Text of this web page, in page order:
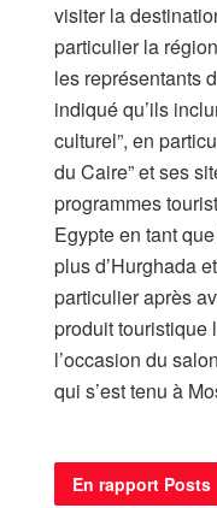
visiter la
particulier la
les représentants
indiqué qu’ils
culturel”, en
du Caire” et ses
programmes
Egypte en tant
plus d’Hurghada
particulier après
produit touristique
l’occasion du
qui s’est tenu à
En rapport Posts